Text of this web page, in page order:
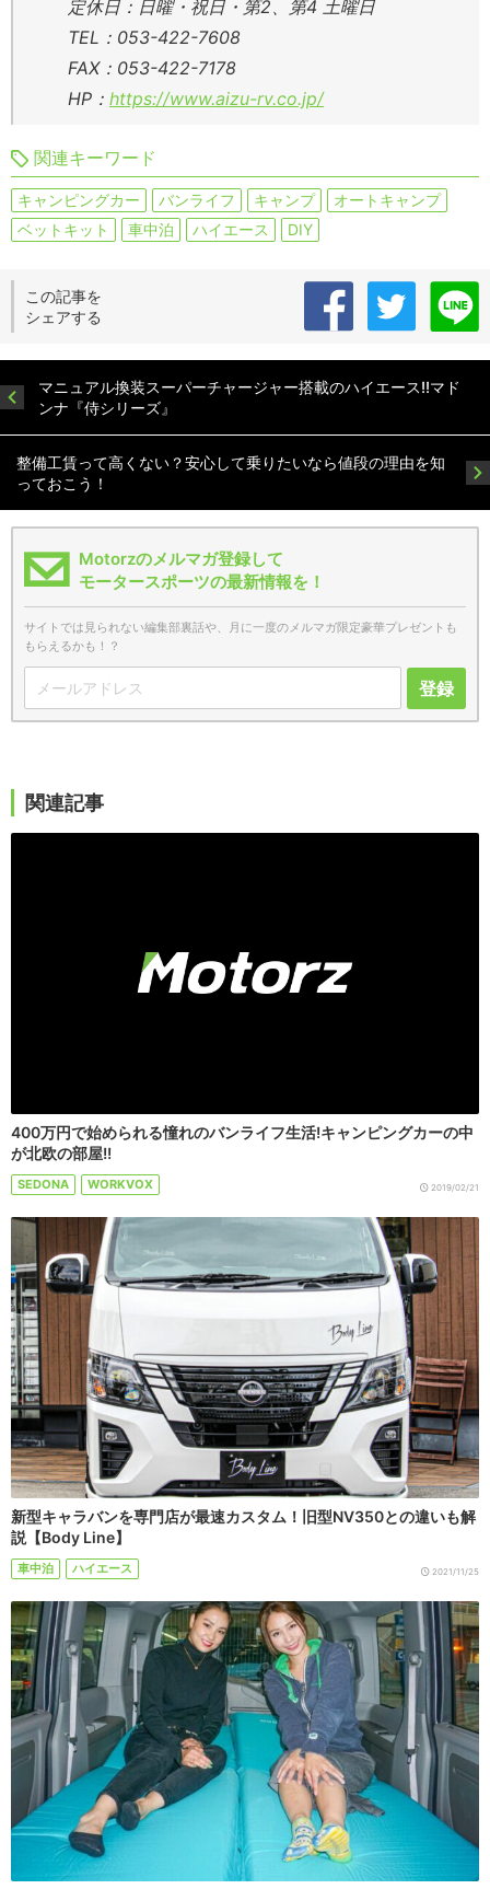
定休日：日曜・祝日・第2、第4 土曜日
TEL：053-422-7608
FAX：053-422-7178
HP： https://www.aizu-rv.co.jp/
関連キーワード
キャンピングカー バンライフ キャンプ
オートキャンプ
ベットキット
車中泊 ハイエース DIY
この記事を
シェアする
マニュアル換装スーパーチャージャー搭載のハイエース!!マド
ンナ『侍シリーズ』
整備工賃って高くない？安心して乗りたいなら値段の理由を知
っておこう！
Motorzのメルマガ登録して
モータースポーツの最新情報を！
サイトでは見られない編集部裏話や、月に一度のメルマガ限定豪華プレゼントも
もらえるかも！？
登録
関連記事
400万円で始められる憧れのバンライフ生活!キャンピングカーの中
が北欧の部屋!!
SEDONA WORKVOX 2019/02/21
新型キャラバンを専門店が最速カスタム！旧型NV350との違いも解
説【Body Line】
車中泊 ハイエース 2021/11/25